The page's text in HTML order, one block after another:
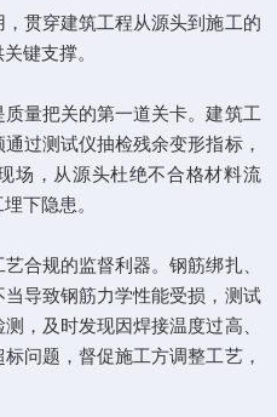
贯穿建筑工程从源头到施工的
键支撑。
量把关的第一道关卡。建筑工
过测试仪抽检残余变形指标，
场，从源头杜绝不合格材料流
下隐患。
规的监督利器。钢筋绑扎、
导致钢筋力学性能受损，测试
，及时发现因焊接温度过高、
问题，督促施工方调整工艺，